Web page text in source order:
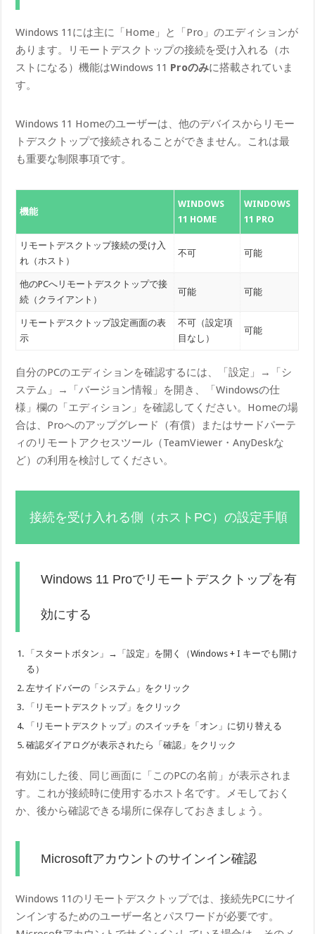
Windows 11には主に「Home」と「Pro」のエディションが
あります。リモートデスクトップの接続を受け入れる（ホ
ストになる）機能はWindows 11 Proのみに搭載されていま
す。
Windows 11 Homeのユーザーは、他のデバイスからリモー
トデスクトップで接続されることができません。これは最
も重要な制限事項です。
機能
WINDOWS
11 HOME
WINDOWS
11 PRO
リモートデスクトップ接続の受け入
れ（ホスト）
不可 可能
他のPCへリモートデスクトップで接
続（クライアント）
可能 可能
リモートデスクトップ設定画面の表
示
不可（設定項
目なし）
可能
自分のPCのエディションを確認するには、「設定」→「シ
ステム」→「バージョン情報」を開き、「Windowsの仕
様」欄の「エディション」を確認してください。Homeの場
合は、Proへのアップグレード（有償）またはサードパーテ
ィのリモートアクセスツール（TeamViewer・AnyDeskな
ど）の利用を検討してください。
接続を受け入れる側（ホストPC）の設定手順
Windows 11 Proでリモートデスクトップを有
効にする
「スタートボタン」→「設定」を開く（Windows + I キーでも開け
る）
左サイドバーの「システム」をクリック
「リモートデスクトップ」をクリック
「リモートデスクトップ」のスイッチを「オン」に切り替える
確認ダイアログが表示されたら「確認」をクリック
有効にした後、同じ画面に「このPCの名前」が表示されま
す。これが接続時に使用するホスト名です。メモしておく
か、後から確認できる場所に保存しておきましょう。
Microsoftアカウントのサインイン確認
Windows 11のリモートデスクトップでは、接続先PCにサイ
ンインするためのユーザー名とパスワードが必要です。